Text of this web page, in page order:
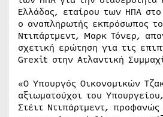
Ελλάδας, εταίρου των ΗΠΑ
ο αναπληρωτής εκπρόσωπος
Ντιπάρτμεντ, Μαρκ Τόνερ,
σχετική ερώτηση για τις
Grexit στην Ατλαντική
«Ο Υπουργός Οικονομικών
αξιωματούχοι του
Στέιτ Ντιπάρτμεντ,